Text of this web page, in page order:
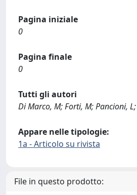
Pagina iniziale
0
Pagina finale
0
Tutti gli autori
Di Marco, M; Forti, M; Pancioni, L;
Appare nelle tipologie:
1a - Articolo su rivista
File in questo prodotto: